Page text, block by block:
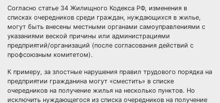
Согласно статье 34 Жилищного Кодекса РФ, изменения в
списках очередников среди граждан, нуждающихся в жилье,
могут быть внесены местными органами самоуправлениями с
указаниями веской причины или администрациями
предприятий/организаций (после согласования действий с
профсоюзным комитетом).
К примеру, за злостные нарушения правил трудового порядка на
предприятии гражданина могут «сместить» в списке
очередников на получение жилья на несколько пунктов. Но
исключить нуждающегося из списка очередников на получение